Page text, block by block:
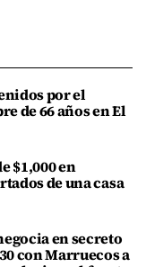
por el
de 66 años en El
$1,000 en
de una casa
en secreto
con Marruecos a